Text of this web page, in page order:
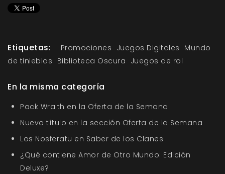
Etiquetas: Promociones Juegos Digitales Mundo
de tinieblas Biblioteca Oscura Juegos de rol
En la misma categoría
Pack Wraith en la Oferta de la Semana
Nuevo título en la sección Oferta de la Semana
Los Nosferatu en Saber de los Clanes
¿Qué contiene Amor de Otro Mundo: Edición
Deluxe?